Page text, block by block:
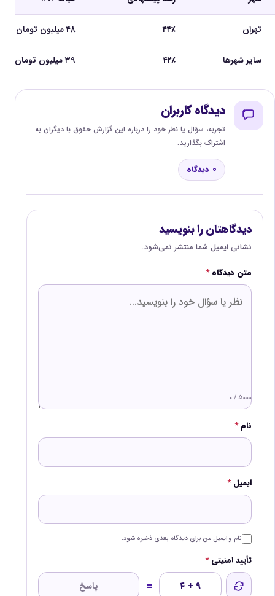
تهران ۴۴٪ ۴۸ میلیون تومان
سایر شهرها ۴۲٪ ۳۹ میلیون تومان
دیدگاه کاربران
تجربه، سؤال یا نظر خود را درباره این گزارش حقوق با دیگران به
اشتراک بگذارید.
0 دیدگاه
دیدگاهتان را بنویسید
نشانی ایمیل شما منتشر نمی‌شود.
متن دیدگاه*
۰ / ۵۰۰۰
نام*
ایمیل*
نام و ایمیل من برای دیدگاه بعدی ذخیره شود.
تأیید امنیتی*
۴ + ۹ =